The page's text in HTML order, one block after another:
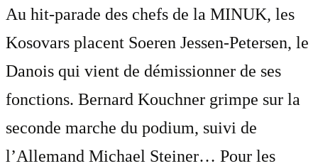
Au hit-parade des chefs de la MINUK, les
Kosovars placent Soeren Jessen-Petersen, le
Danois qui vient de démissionner de ses
fonctions. Bernard Kouchner grimpe sur la
seconde marche du podium, suivi de
l’Allemand Michael Steiner… Pour les